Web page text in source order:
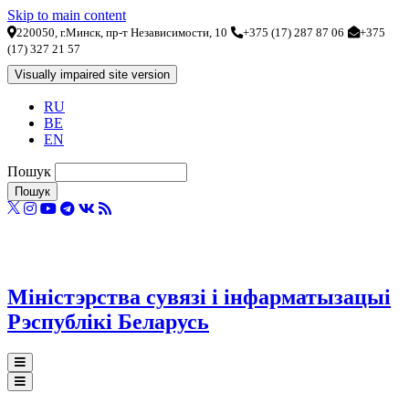
Skip to main content
220050, г.Минск, пр-т Независимости, 10 +375 (17) 287 87 06
+375
(17) 327 21 57
RU
BE
EN
Пошук
Міністэрства сувязі і інфарматызацыі
Рэспублікі Беларусь